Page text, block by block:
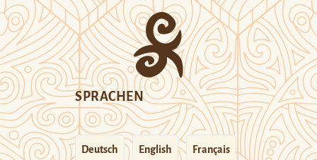
SPRACHEN
Deutsch English Français